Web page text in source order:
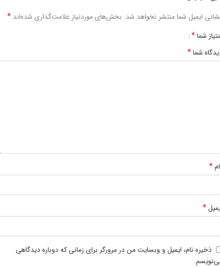
ایمیل شما منتشر نخواهد شد. بخش‌های موردنیاز علامت‌گذاری شده‌اند *
شما*
شما*
*
*
ذخیره نام، ایمیل و وبسایت من در مرورگر برای زمانی که دوباره دیدگاهی